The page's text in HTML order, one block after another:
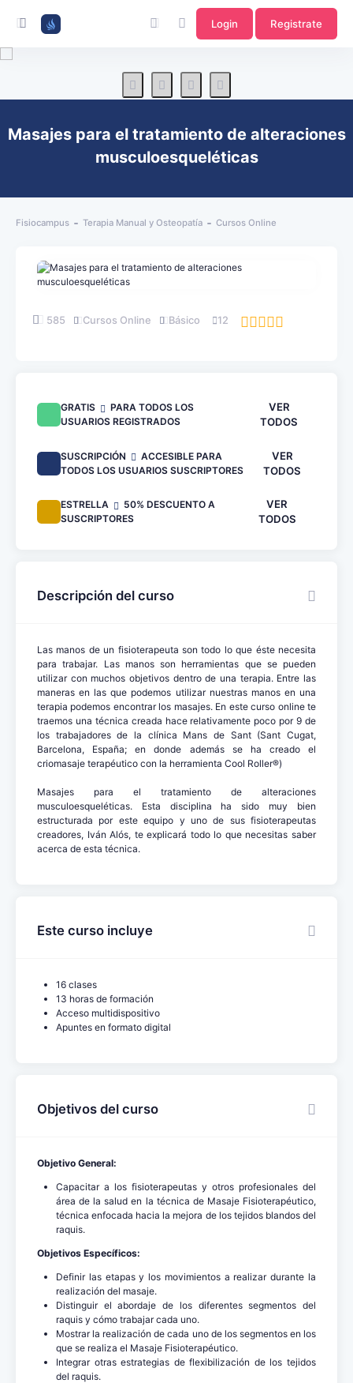
Login Registrate
Masajes para el tratamiento de alteraciones
musculoesqueléticas
Fisiocampus Terapia Manual y Osteopatía Cursos Online
585 Cursos Online Básico 12
GRATIS
PARA TODOS LOS
USUARIOS REGISTRADOS
VER
TODOS
SUSCRIPCIÓN
ACCESIBLE PARA
TODOS LOS USUARIOS SUSCRIPTORES
VER
TODOS
ESTRELLA
50% DESCUENTO A
SUSCRIPTORES
VER
TODOS
Descripción del curso
Las manos de un fisioterapeuta son todo lo que éste necesita
para trabajar. Las manos son herramientas que se pueden
utilizar con muchos objetivos dentro de una terapia. Entre las
maneras en las que podemos utilizar nuestras manos en una
terapia podemos encontrar los masajes. En este curso online te
traemos una técnica creada hace relativamente poco por 9 de
los trabajadores de la clínica Mans de Sant (Sant Cugat,
Barcelona, España; en donde además se ha creado el
criomasaje terapéutico con la herramienta Cool Roller®)
Masajes para el tratamiento de alteraciones
musculoesqueléticas. Esta disciplina ha sido muy bien
estructurada por este equipo y uno de sus fisioterapeutas
creadores, Iván Alós, te explicará todo lo que necesitas saber
acerca de esta técnica.
Este curso incluye
16 clases
13 horas de formación
Acceso multidispositivo
Apuntes en formato digital
Objetivos del curso
Objetivo General:
Capacitar a los fisioterapeutas y otros profesionales del
área de la salud en la técnica de Masaje Fisioterapéutico,
técnica enfocada hacia la mejora de los tejidos blandos del
raquis.
Objetivos Específicos:
Definir las etapas y los movimientos a realizar durante la
realización del masaje.
Distinguir el abordaje de los diferentes segmentos del
raquis y cómo trabajar cada uno.
Mostrar la realización de cada uno de los segmentos en los
que se realiza el Masaje Fisioterapéutico.
Integrar otras estrategias de flexibilización de los tejidos
del raquis.